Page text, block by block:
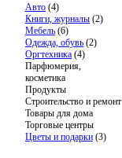
Авто (4)
Книги, журналы (2)
Мебель (6)
Одежда, обувь (2)
Оргтехника (4)
Парфюмерия,
косметика
Продукты
Строительство и ремонт
Товары для дома
Торговые центры
Цветы и подарки (3)